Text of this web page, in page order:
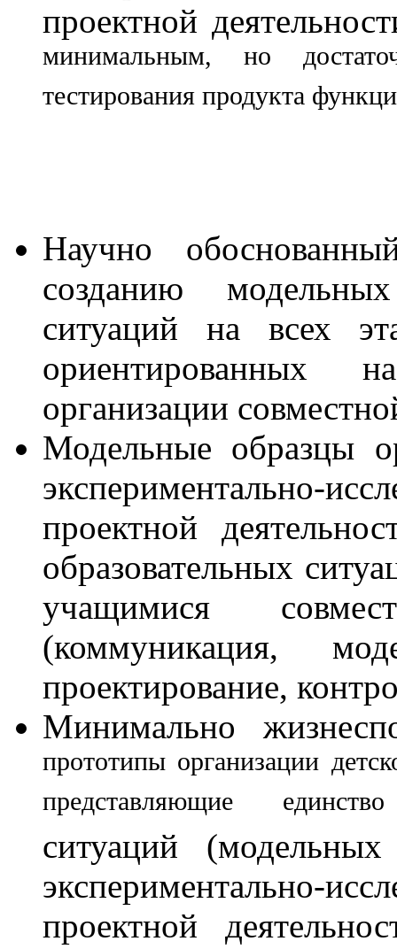
проектной
минимальным, но
тестирования продукта
Научно
созданию
ситуаций на всех
ориентированных
организации
Модельные образцы
экспериментально-
проектной
образовательных
учащимися
(коммуникация,
проектирование,
Минимально
прототипы организации
представляющие единство
ситуаций
экспериментально-
проектной